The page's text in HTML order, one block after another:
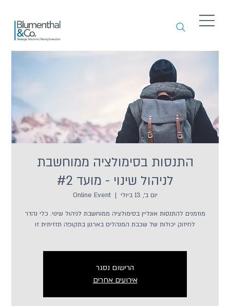
התנסות בסימולציה ממוחשבת
לניהול שינוי - מועד #2
יום ב׳, 13 ביולי
  |
Online Event
מוזמנים להתנסות אונליין בסימולציה ממוחשבת לניהול שינוי. כלי נהדר
הרישום נסגר
אירועים אחרים